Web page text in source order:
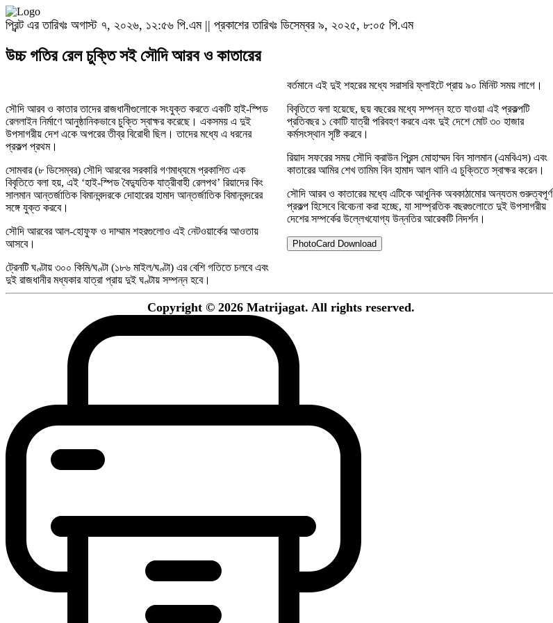
প্রিন্ট এর তারিখঃ অগাস্ট ৭, ২০২৬, ১২:৫৬ পি.এম || প্রকাশের তারিখঃ ডিসেম্বর ৯, ২০২৫, ৮:০৫ পি.এম
উচ্চ গতির রেল চুক্তি সই সৌদি আরব ও কাতারের
সৌদি আরব ও কাতার তাদের রাজধানীগুলোকে সংযুক্ত করতে একটি হাই-স্পিড
রেললাইন নির্মাণে আনুষ্ঠানিকভাবে চুক্তি স্বাক্ষর করেছে। একসময় এ দুই
উপসাগরীয় দেশ একে অপরের তীব্র বিরোধী ছিল। তাদের মধ্যে এ ধরনের
প্রকল্প প্রথম।
সোমবার (৮ ডিসেম্বর) সৌদি আরবের সরকারি গণমাধ্যমে প্রকাশিত এক
বিবৃতিতে বলা হয়, এই ‘হাই-স্পিড বৈদ্যুতিক যাত্রীবাহী রেলপথ’ রিয়াদের কিং
সালমান আন্তর্জাতিক বিমানবন্দরকে দোহারের হামাদ আন্তর্জাতিক বিমানবন্দরের
সঙ্গে যুক্ত করবে।
সৌদি আরবের আল-হোফুফ ও দাম্মাম শহরগুলোও এই নেটওয়ার্কের আওতায়
আসবে।
ট্রেনটি ঘণ্টায় ৩০০ কিমি/ঘণ্টা (১৮৬ মাইল/ঘণ্টা) এর বেশি গতিতে চলবে এবং
দুই রাজধানীর মধ্যকার যাত্রা প্রায় দুই ঘণ্টায় সম্পন্ন হবে।
বর্তমানে এই দুই শহরের মধ্যে সরাসরি ফ্লাইটে প্রায় ৯০ মিনিট সময় লাগে।
বিবৃতিতে বলা হয়েছে, ছয় বছরের মধ্যে সম্পন্ন হতে যাওয়া এই প্রকল্পটি
প্রতিবছর ১ কোটি যাত্রী পরিবহণ করবে এবং দুই দেশে মোট ৩০ হাজার
কর্মসংস্থান সৃষ্টি করবে।
রিয়াদ সফরের সময় সৌদি ক্রাউন প্রিন্স মোহাম্মদ বিন সালমান (এমবিএস) এবং
কাতারের আমির শেখ তামিম বিন হামাদ আল থানি এ চুক্তিতে স্বাক্ষর করেন।
সৌদি আরব ও কাতারের মধ্যে এটিকে আধুনিক অবকাঠামোর অন্যতম গুরুত্বপূর্ণ
প্রকল্প হিসেবে বিবেচনা করা হচ্ছে, যা সাম্প্রতিক বছরগুলোতে দুই উপসাগরীয়
দেশের সম্পর্কের উল্লেখযোগ্য উন্নতির আরেকটি নিদর্শন।
PhotoCard Download
Copyright © 2026 Matrijagat. All rights reserved.